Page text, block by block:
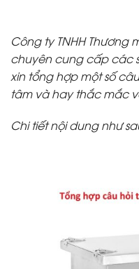
Công ty TNHH Thương
chuyên cung cấp các
xin tổng hợp một số
tâm và hay thắc mắc
Chi tiết nội dung như